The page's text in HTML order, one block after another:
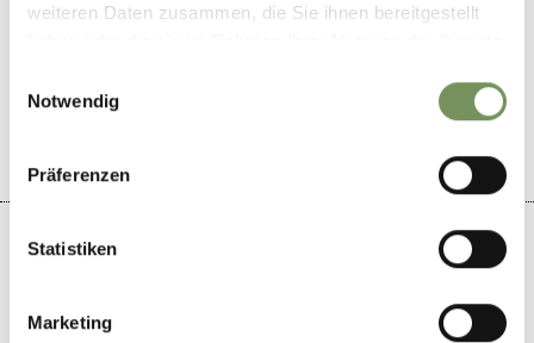
weiteren Daten zusammen, die Sie ihnen bereitgestellt
Notwendig
Präferenzen
Statistiken
Marketing
NO
+